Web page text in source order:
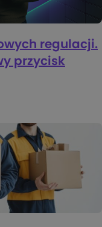
regulacji.
przycisk